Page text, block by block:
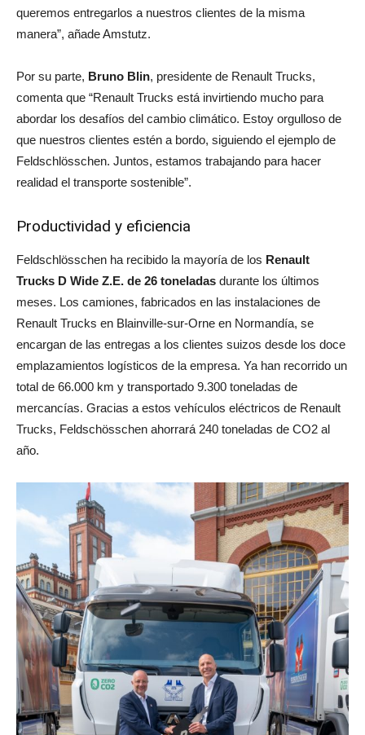
queremos entregarlos a nuestros clientes de la misma
manera”, añade Amstutz.
Por su parte, Bruno Blin, presidente de Renault Trucks,
comenta que “Renault Trucks está invirtiendo mucho para
abordar los desafíos del cambio climático. Estoy orgulloso de
que nuestros clientes estén a bordo, siguiendo el ejemplo de
Feldschlösschen. Juntos, estamos trabajando para hacer
realidad el transporte sostenible”.
Productividad y eficiencia
Feldschlösschen ha recibido la mayoría de los Renault
Trucks D Wide Z.E. de 26 toneladas durante los últimos
meses. Los camiones, fabricados en las instalaciones de
Renault Trucks en Blainville-sur-Orne en Normandía, se
encargan de las entregas a los clientes suizos desde los doce
emplazamientos logísticos de la empresa. Ya han recorrido un
total de 66.000 km y transportado 9.300 toneladas de
mercancías. Gracias a estos vehículos eléctricos de Renault
Trucks, Feldschösschen ahorrará 240 toneladas de CO2 al
año.